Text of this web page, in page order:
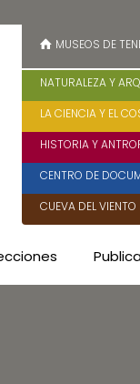
MUSEOS DE
NATURALEZA Y
LA CIENCIA Y EL
HISTORIA Y
CENTRO DE
CUEVA DEL VIENTO